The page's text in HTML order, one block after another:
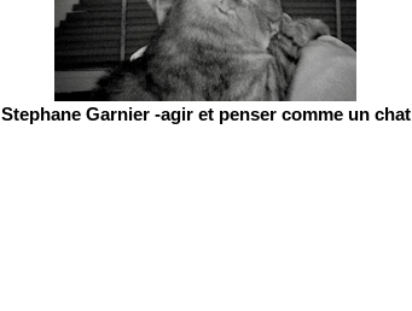
Stephane Garnier -agir et penser comme un chat